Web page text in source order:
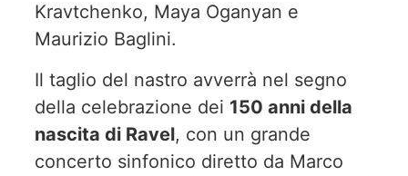
Kravtchenko, Maya Oganyan e
Maurizio Baglini.
Il taglio del nastro avverrà nel segno
della celebrazione dei 150 anni della
nascita di Ravel, con un grande
concerto sinfonico diretto da Marco